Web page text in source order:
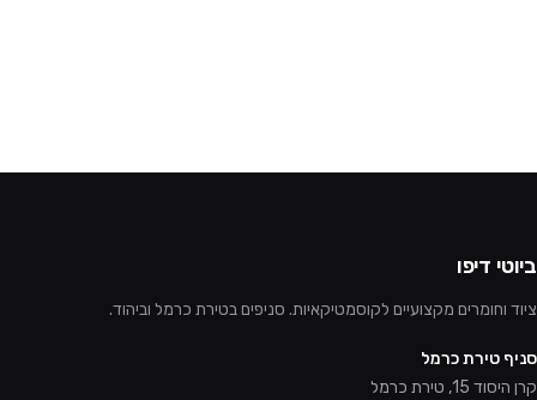
ביוטי דיפו
ציוד וחומרים מקצועיים לקוסמטיקאיות. סניפים בטירת כרמל וביהוד.
סניף טירת כרמל
קרן היסוד 15, טירת כרמל